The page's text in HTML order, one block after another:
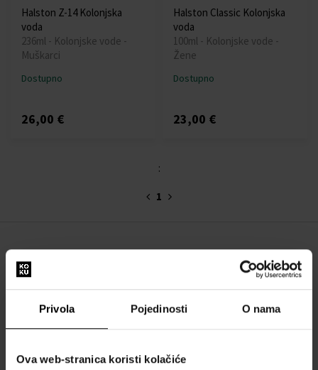
Privola Pojedinosti O nama
Ova web-stranica koristi kolačiće
Halston Z-14 Kolonjska
voda
236ml - Kolonjske vode -
Muškarci
Dostupno
26,00 €
Halston Classic Kolonjska
voda
100ml - Kolonjske vode -
Žene
Dostupno
23,00 €
:
1
OBRAZAC ZA KONTAKT
Kontakt